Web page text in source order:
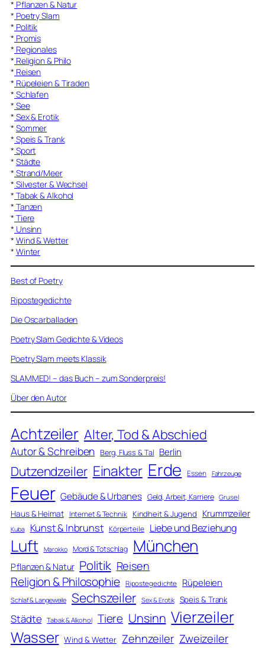
* Pflanzen & Natur
* Poetry Slam
* Politik
* Promis
* Regionales
* Religion & Philo
* Reisen
* Rüpeleien & Tiraden
* Schlafen
* See
* Sex & Erotik
* Sommer
* Speis & Trank
* Sport
* Städte
* Strand/Meer
* Silvester & Wechsel
* Tabak & Alkohol
* Tanzen
* Tiere
* Unsinn
* Wind & Wetter
* Winter
Best of Poetry
Ripostegedichte
Die Oscarballaden
Poetry Slam Gedichte & Videos
Poetry Slam meets Klassik
SLAMMED! – das Buch – zum Sonderpreis!
Über den Autor
Achtzeiler Alter, Tod & Abschied
Autor & Schreiben Berg, Fluss & Tal Berlin
Dutzendzeiler Einakter Erde Essen Fahrzeuge
Feuer Gebäude & Urbanes Geld, Arbeit, Karriere Grusel
Haus & Heimat Internet & Technik Kindheit & Jugend Krummzeiler
Kuba Kunst & Inbrunst Körperteile Liebe und Beziehung
Luft Marokko Mord & Totschlag München
Pflanzen & Natur Politik Reisen
Religion & Philosophie Ripostegedichte Rüpeleien
Schlaf & Langeweile Sechszeiler Sex & Erotik Speis & Trank
Städte Tabak & Alkohol Tiere Unsinn Vierzeiler
Wasser Wind & Wetter Zehnzeiler Zweizeiler